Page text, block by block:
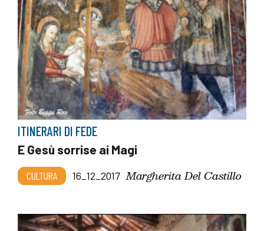
ITINERARI DI FEDE
E Gesù sorrise ai Magi
CULTURA 16_12_2017 Margherita Del Castillo